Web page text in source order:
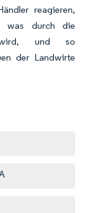
reagieren,
was durch die
und so
der Landwirte